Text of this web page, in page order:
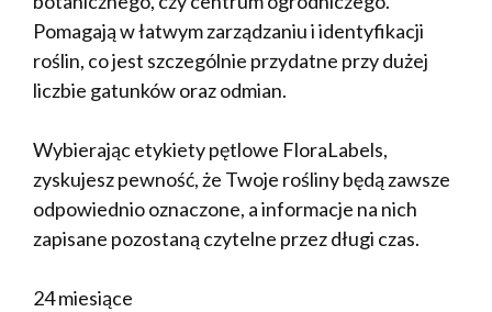
Pomagają w łatwym zarządzaniu i identyfikacji
roślin, co jest szczególnie przydatne przy dużej
liczbie gatunków oraz odmian.
Wybierając etykiety pętlowe FloraLabels,
zyskujesz pewność, że Twoje rośliny będą zawsze
odpowiednio oznaczone, a informacje na nich
zapisane pozostaną czytelne przez długi czas.
24 miesiące